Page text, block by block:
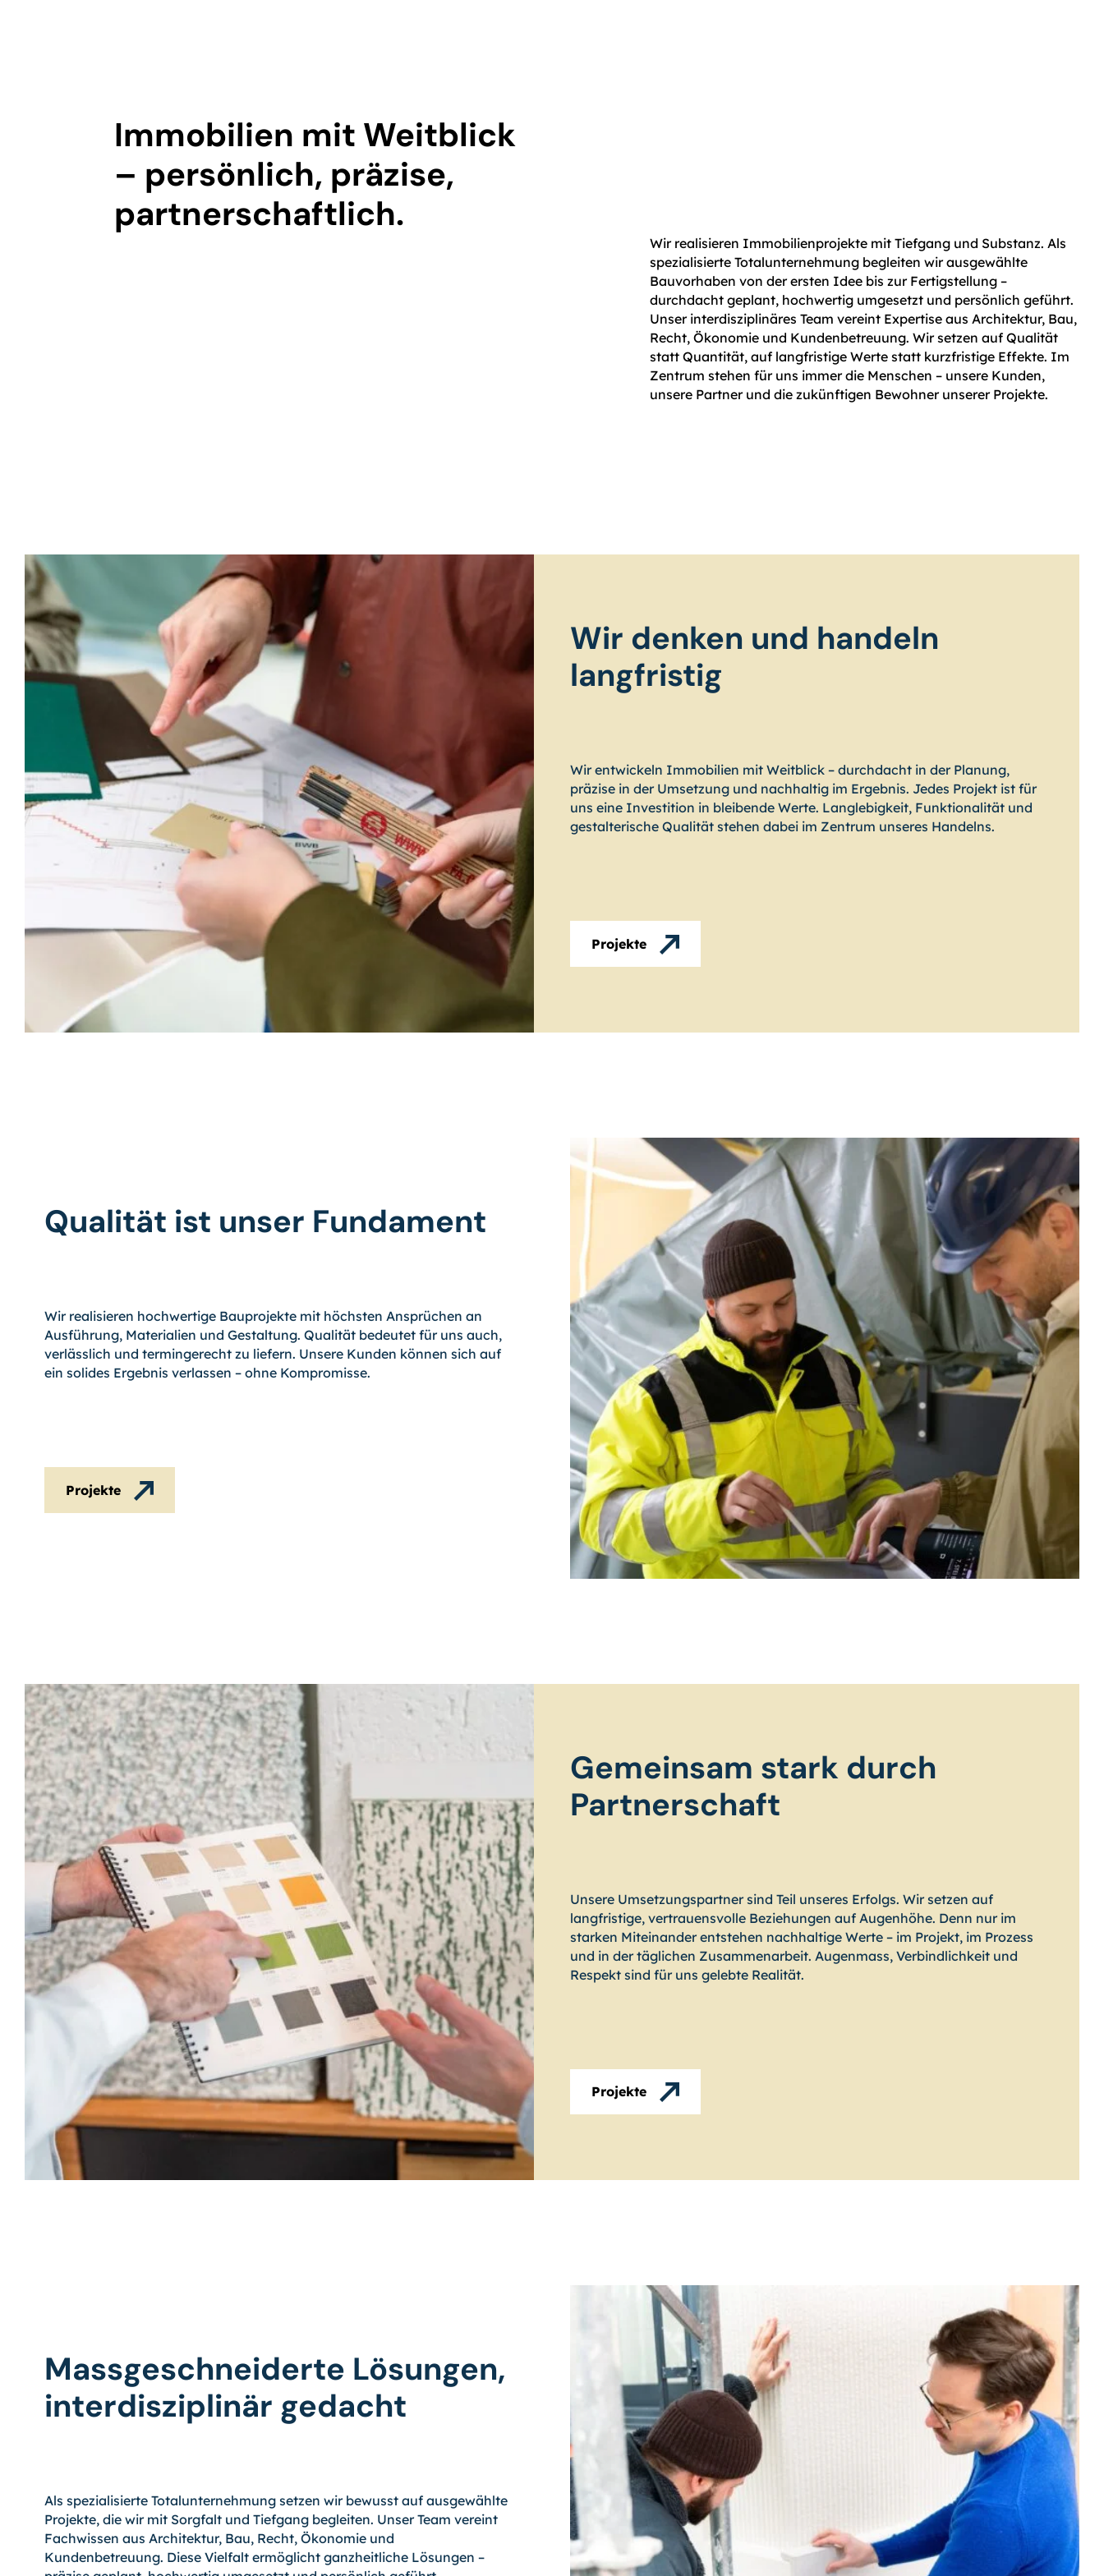
Immobilien mit Weitblick
– persönlich, präzise,
partnerschaftlich.
Wir realisieren Immobilienprojekte mit Tiefgang und Substanz. Als
spezialisierte Totalunternehmung begleiten wir ausgewählte
Bauvorhaben von der ersten Idee bis zur Fertigstellung –
durchdacht geplant, hochwertig umgesetzt und persönlich geführt.
Unser interdisziplinäres Team vereint Expertise aus Architektur, Bau,
Recht, Ökonomie und Kundenbetreuung. Wir setzen auf Qualität
statt Quantität, auf langfristige Werte statt kurzfristige Effekte. Im
Zentrum stehen für uns immer die Menschen – unsere Kunden,
unsere Partner und die zukünftigen Bewohner unserer Projekte.
Wir denken und handeln
langfristig
Wir entwickeln Immobilien mit Weitblick – durchdacht in der Planung,
präzise in der Umsetzung und nachhaltig im Ergebnis. Jedes Projekt ist für
uns eine Investition in bleibende Werte. Langlebigkeit, Funktionalität und
gestalterische Qualität stehen dabei im Zentrum unseres Handelns.
Projekte
Qualität ist unser Fundament
Wir realisieren hochwertige Bauprojekte mit höchsten Ansprüchen an
Ausführung, Materialien und Gestaltung. Qualität bedeutet für uns auch,
verlässlich und termingerecht zu liefern. Unsere Kunden können sich auf
ein solides Ergebnis verlassen – ohne Kompromisse.
Projekte
Gemeinsam stark durch
Partnerschaft
Unsere Umsetzungspartner sind Teil unseres Erfolgs. Wir setzen auf
langfristige, vertrauensvolle Beziehungen auf Augenhöhe. Denn nur im
starken Miteinander entstehen nachhaltige Werte – im Projekt, im Prozess
und in der täglichen Zusammenarbeit. Augenmass, Verbindlichkeit und
Respekt sind für uns gelebte Realität.
Projekte
Massgeschneiderte Lösungen,
interdisziplinär gedacht
Als spezialisierte Totalunternehmung setzen wir bewusst auf ausgewählte
Projekte, die wir mit Sorgfalt und Tiefgang begleiten. Unser Team vereint
Fachwissen aus Architektur, Bau, Recht, Ökonomie und
Kundenbetreuung. Diese Vielfalt ermöglicht ganzheitliche Lösungen –